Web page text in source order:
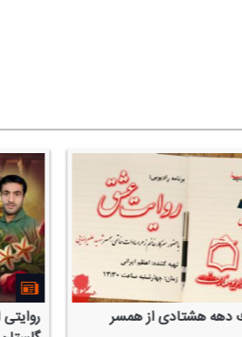
روایت عشق مادری؛ از رضایت به